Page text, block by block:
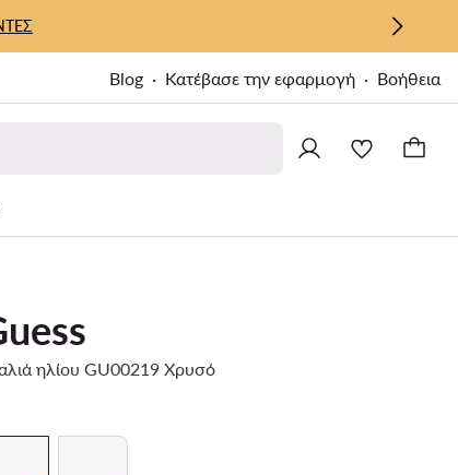
Blog Κατέβασε την εφαρμογή Βοήθεια
ηλίου GU00219 Χρυσό